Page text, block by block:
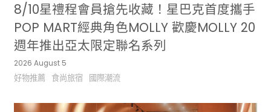
8/10星禮程會員搶先收藏！星巴克首度攜手
POP MART經典角色MOLLY 歡慶MOLLY 20
週年推出亞太限定聯名系列
2026 August 5
好物推薦 食尚旅宿 國際潮流